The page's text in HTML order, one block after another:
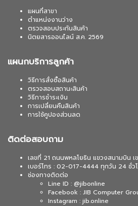
แผนที่สาขา
ตำแหน่งงานว่าง
ตรวจสอบประกันสินค้า
นิตยสารออนไลน์ ส.ค. 2569
แผนกบริการลูกค้า
วิธีการสั่งซื้อสินค้า
ตรวจสอบสถานะสินค้า
วิธีการชำระเงิน
การเปลี่ยนคืนสินค้า
การใช้คูปองส่วนลด
ติดต่อสอบถาม
เลขที่ 21 ถนนพหลโยธิน แขวงสนามบิน
เบอร์โทร : 02-017-4444 ทุกวัน 24 ชั่ว
ช่องทางติดต่อ
Line ID : @jibonline
Facebook : JIB Computer
Instagram : jib.online